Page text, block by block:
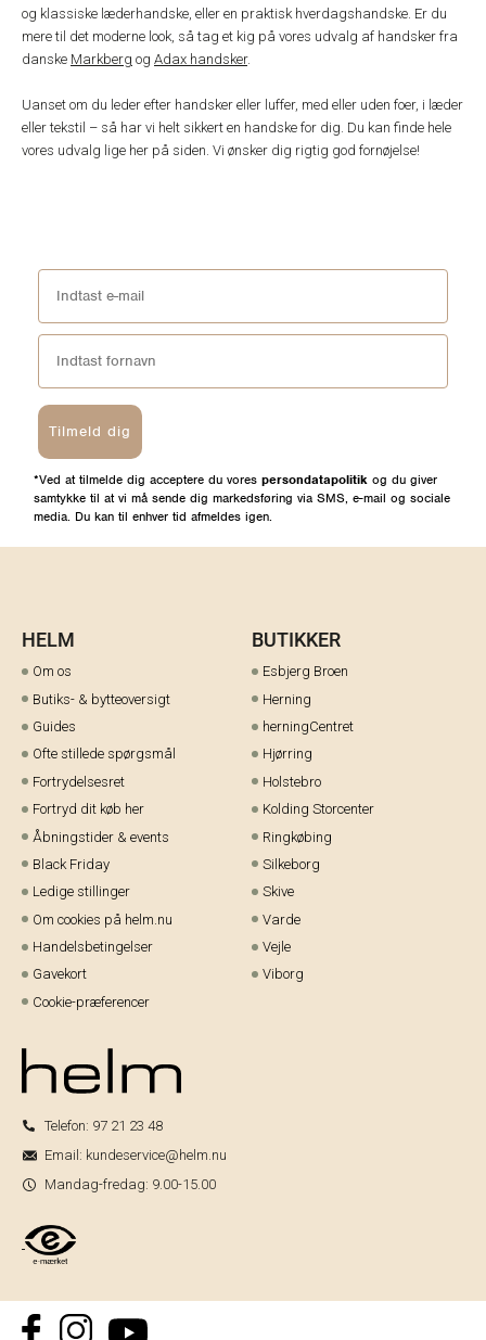
og klassiske læderhandske, eller en praktisk hverdagshandske. Er du
mere til det moderne look, så tag et kig på vores udvalg af handsker fra
danske Markberg og Adax handsker.
Uanset om du leder efter handsker eller luffer, med eller uden foer, i læder
eller tekstil – så har vi helt sikkert en handske for dig. Du kan finde hele
vores udvalg lige her på siden. Vi ønsker dig rigtig god fornøjelse!
Tilmeld dig
*Ved at tilmelde dig acceptere du vores persondatapolitik og du giver
samtykke til at vi må sende dig markedsføring via SMS, e-mail og sociale
media. Du kan til enhver tid afmeldes igen.
HELM
Om os
Butiks- & bytteoversigt
Guides
Ofte stillede spørgsmål
Fortrydelsesret
Fortryd dit køb her
Åbningstider & events
Black Friday
Ledige stillinger
Om cookies på helm.nu
Handelsbetingelser
Gavekort
Cookie-præferencer
BUTIKKER
Esbjerg Broen
Herning
herningCentret
Hjørring
Holstebro
Kolding Storcenter
Ringkøbing
Silkeborg
Skive
Varde
Vejle
Viborg
Telefon: 97 21 23 48
Email: kundeservice@helm.nu
Mandag-fredag: 9.00-15.00